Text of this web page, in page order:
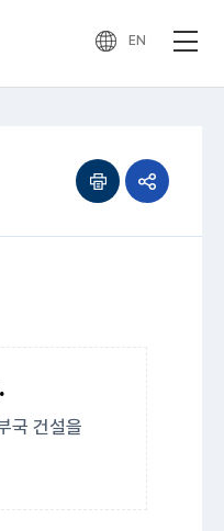
EN
인쇄하기공유하기
열기
국 건설을